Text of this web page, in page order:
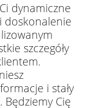
dynamiczne
doskonalenie
szczegóły
i stały
Cię